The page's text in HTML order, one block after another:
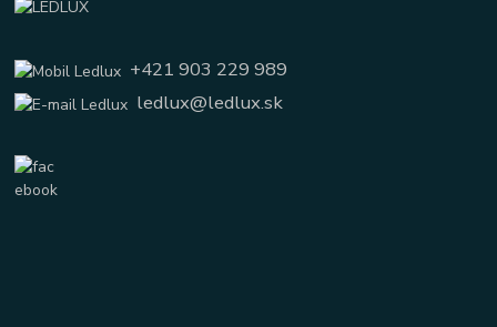
+421 903 229 989
ledlux@ledlux.sk